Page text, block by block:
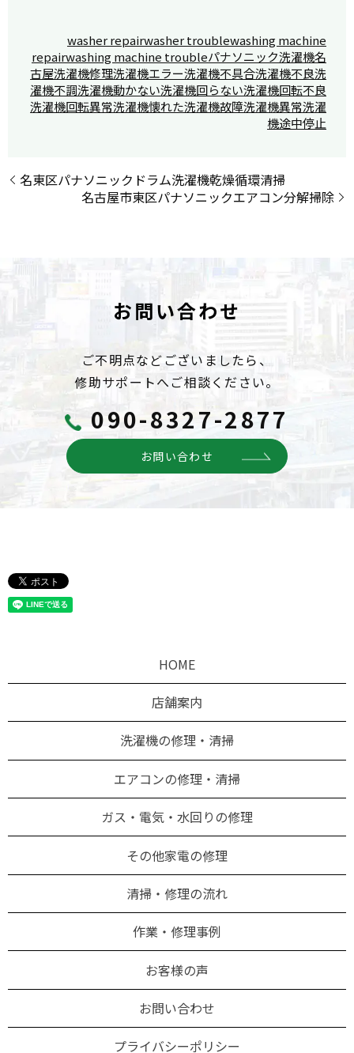
washer repairwasher troublewashing machine
repairwashing machine troubleパナソニック洗濯機名
古屋洗濯機修理洗濯機エラー洗濯機不具合洗濯機不良洗
濯機不調洗濯機動かない洗濯機回らない洗濯機回転不良
洗濯機回転異常洗濯機懐れた洗濯機故障洗濯機異常洗濯
機途中停止
名東区パナソニックドラム洗濯機乾燥循環清掃
名古屋市東区パナソニックエアコン分解掃除
お問い合わせ
ご不明点などございましたら、
修助サポートへご相談ください。
090-8327-2877
お問い合わせ
HOME
店舗案内
洗濯機の修理・清掃
エアコンの修理・清掃
ガス・電気・水回りの修理
その他家電の修理
清掃・修理の流れ
作業・修理事例
お客様の声
お問い合わせ
プライバシーポリシー